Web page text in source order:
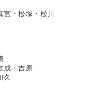
・松塚・松川
成・吉原
久